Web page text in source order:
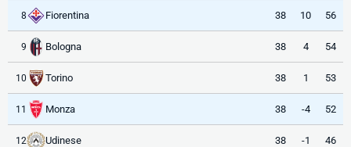
8 Fiorentina 38 10 56
9 Bologna 38 4 54
10 Torino 38 1 53
11 Monza 38 -4 52
12 Udinese 38 -1 46